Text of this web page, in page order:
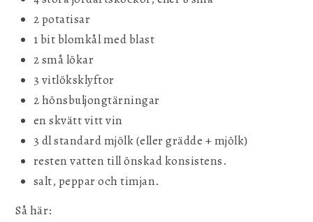
2 potatisar
1 bit blomkål med blast
2 små lökar
3 vitlöksklyftor
2 hönsbuljongtärningar
en skvätt vitt vin
3 dl standard mjölk (eller grädde + mjölk)
resten vatten till önskad konsistens.
salt, peppar och timjan.
Så här: